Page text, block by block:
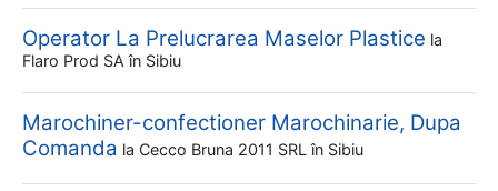
Operator La Prelucrarea Maselor Plastice la
Flaro Prod SA în Sibiu
Marochiner-confectioner Marochinarie, Dupa
Comanda la Cecco Bruna 2011 SRL în Sibiu